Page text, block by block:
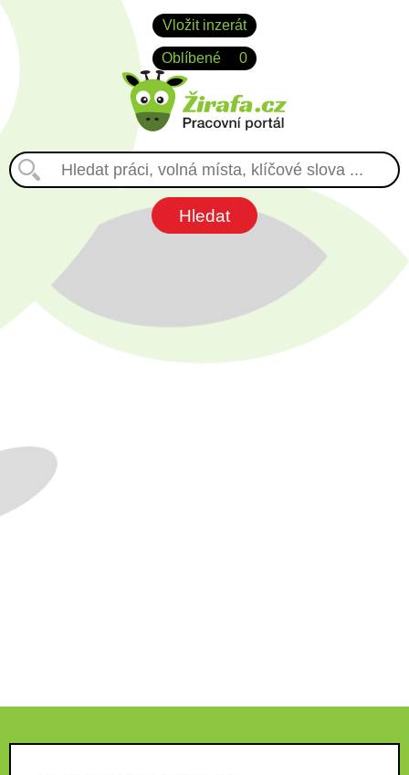
Vložit inzerát
Oblíbené 0